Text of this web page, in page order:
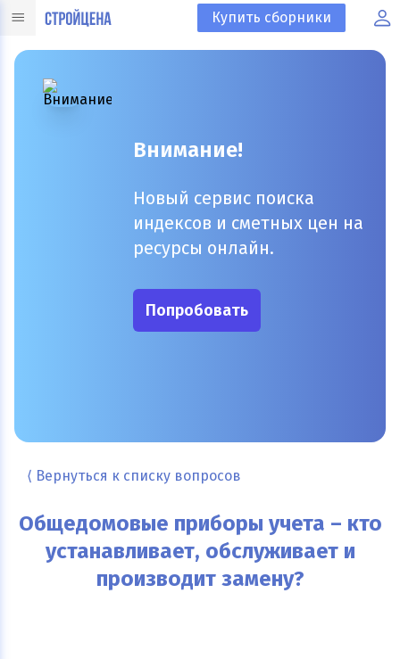
Купить сборники
Внимание!
Новый сервис поиска
индексов и сметных цен на
ресурсы онлайн.
Попробовать
⟨ Вернуться к списку вопросов
Общедомовые приборы учета – кто
устанавливает, обслуживает и
производит замену?